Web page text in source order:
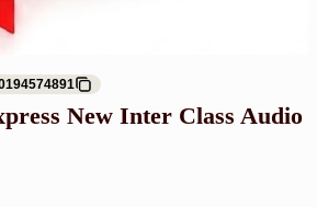
New Inter Class Audio